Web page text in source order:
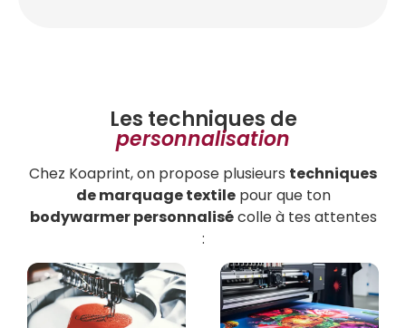
Les techniques de
personnalisation
Chez Koaprint, on propose plusieurs techniques
de marquage textilepour que ton
bodywarmer personnalisécolle à tes attentes
: